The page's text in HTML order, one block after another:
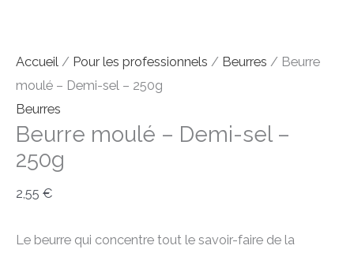
Accueil / Pour les professionnels / Beurres / Beurre
moulé – Demi-sel – 250g
Beurres
Beurre moulé – Demi-sel –
250g
2,55 €
Le beurre qui concentre tout le savoir-faire de la